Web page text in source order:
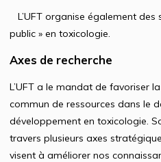
L’UFT organise également
public » en toxicologie.
Axes de recherche
L’UFT a le mandat de favoriser
commun de ressources dans le
développement en toxicologie.
travers plusieurs axes
visent à améliorer nos